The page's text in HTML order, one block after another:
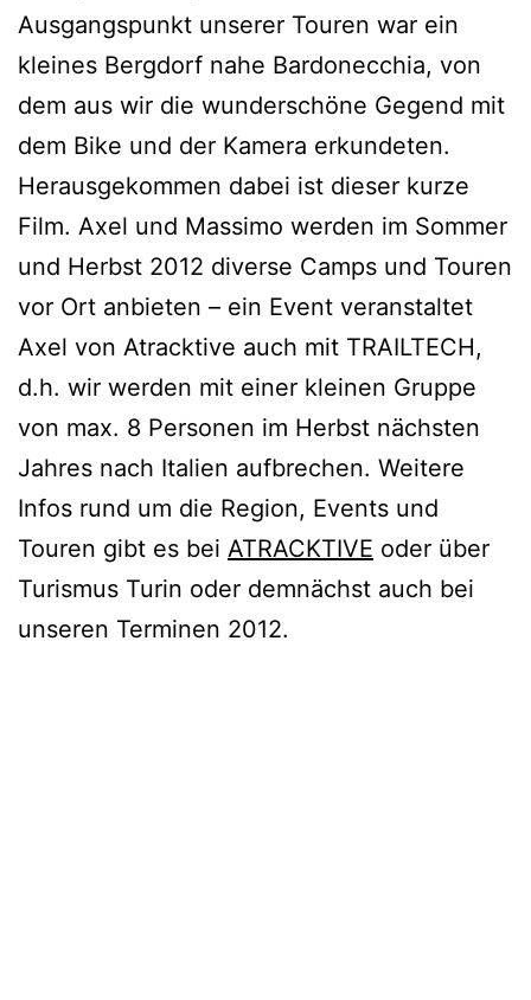
Ausgangspunkt unserer Touren war ein
kleines Bergdorf nahe Bardonecchia, von
dem aus wir die wunderschöne Gegend mit
dem Bike und der Kamera erkundeten.
Herausgekommen dabei ist dieser kurze
Film. Axel und Massimo werden im Sommer
und Herbst 2012 diverse Camps und Touren
vor Ort anbieten – ein Event veranstaltet
Axel von Atracktive auch mit TRAILTECH,
d.h. wir werden mit einer kleinen Gruppe
von max. 8 Personen im Herbst nächsten
Jahres nach Italien aufbrechen. Weitere
Infos rund um die Region, Events und
Touren gibt es bei ATRACKTIVE oder über
Turismus Turin oder demnächst auch bei
unseren Terminen 2012.